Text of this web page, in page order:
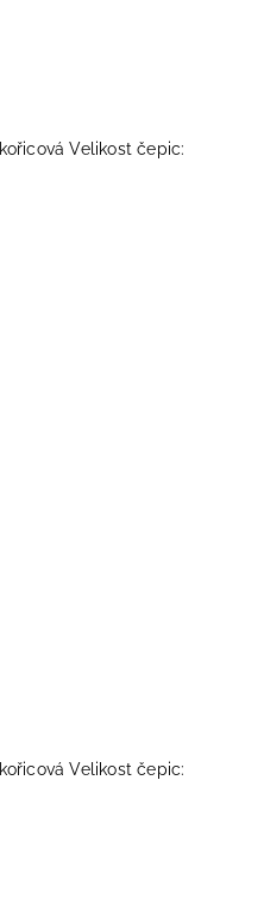
Velikost čepic:
Velikost čepic: